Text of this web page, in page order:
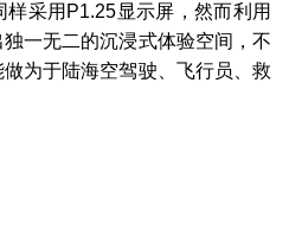
采用P1.25显示屏，然而利用
一无二的沉浸式体验空间，不
为于陆海空驾驶、飞行员、救